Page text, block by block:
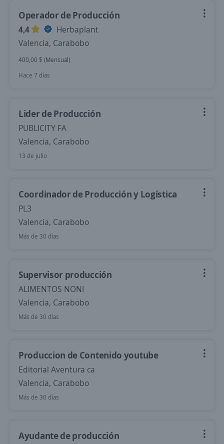
Operador de Producción
4,4
Herbaplant
Valencia, Carabobo
400,00 $ (Mensual)
Hace 7 días
Lider de Producción
PUBLICITY FA
Valencia, Carabobo
13 de julio
Coordinador de Producción y Logística
PL3
Valencia, Carabobo
Más de 30 días
Supervisor producción
ALIMENTOS NONI
Valencia, Carabobo
Más de 30 días
Produccion de Contenido youtube
Editorial Aventura ca
Valencia, Carabobo
Más de 30 días
Ayudante de producción